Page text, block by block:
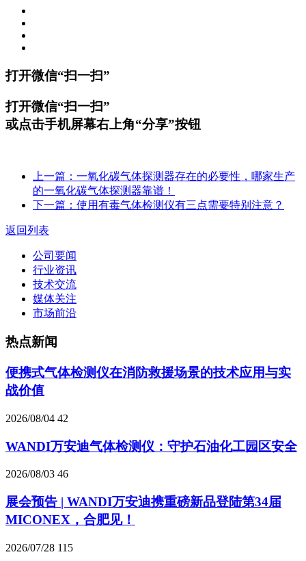
打开微信“扫一扫”
打开微信“扫一扫”
或点击手机屏幕右上角“分享”按钮
上一篇：一氧化碳气体探测器存在的必要性，哪家生产
的一氧化碳气体探测器靠谱！
下一篇：使用有毒气体检测仪有三点需要特别注意？
返回列表
公司要闻
行业资讯
技术交流
媒体关注
市场前沿
热点新闻
便携式气体检测仪在消防救援场景的技术应用与实
战价值
2026/08/04 42
WANDI万安迪气体检测仪：守护石油化工园区安全
2026/08/03 46
展会预告 | WANDI万安迪携重磅新品登陆第34届
MICONEX，合肥见！
2026/07/28 115